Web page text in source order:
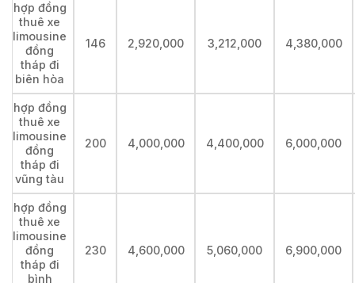
hợp đồng
thuê xe
limousine
đồng
tháp đi
biên hòa
146 2,920,000 3,212,000 4,380,000
hợp đồng
thuê xe
limousine
đồng
tháp đi
vũng tàu
200 4,000,000 4,400,000 6,000,000
hợp đồng
thuê xe
limousine
đồng
tháp đi
bình
230 4,600,000 5,060,000 6,900,000